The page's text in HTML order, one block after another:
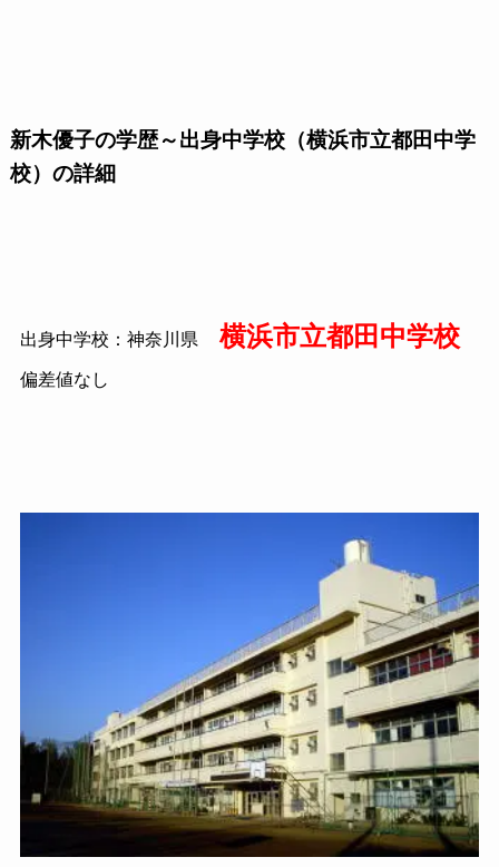
新木優子の学歴～出身中学校（横浜市立都田中学
校）の詳細
出身中学校：神奈川県 横浜市立都田中学校
偏差値なし